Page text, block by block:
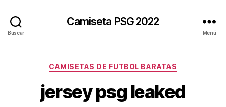
Buscar
Camiseta PSG 2022
Menú
Categorías
CAMISETAS DE FUTBOL BARATAS
jersey psg leaked